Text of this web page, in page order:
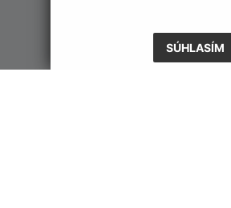
SÚHLASÍM